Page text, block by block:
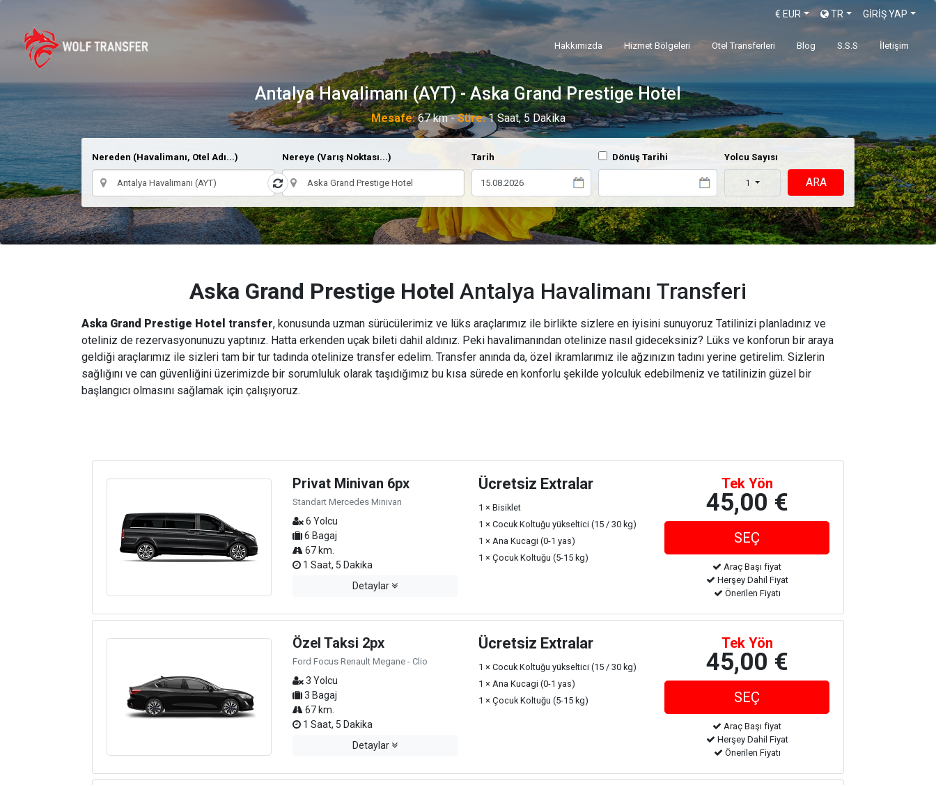
GİRİŞ YAP
TR
€ EUR
Hakkımızda Hizmet Bölgeleri Otel Transferleri Blog S.S.S İletişim
Antalya Havalimanı (AYT) - Aska Grand Prestige Hotel
Mesafe:67 km -Süre:1 Saat, 5 Dakika
Nereden (Havalimanı, Otel Adı...) Nereye (Varış Noktası...) Tarih Dönüş Tarihi Yolcu Sayısı
1 ARA
Aska Grand Prestige Hotel Antalya Havalimanı Transferi
Aska Grand Prestige Hotel transfer, konusunda uzman sürücülerimiz ve lüks araçlarımız ile birlikte sizlere en iyisini sunuyoruz Tatilinizi planladınız ve
oteliniz de rezervasyonunuzu yaptınız. Hatta erkenden uçak bileti dahil aldınız. Peki havalimanından otelinize nasıl gideceksiniz? Lüks ve konforun bir araya
geldiği araçlarımız ile sizleri tam bir tur tadında otelinize transfer edelim. Transfer anında da, özel ikramlarımız ile ağzınızın tadını yerine getirelim. Sizlerin
sağlığını ve can güvenliğini üzerimizde bir sorumluluk olarak taşıdığımız bu kısa sürede en konforlu şekilde yolculuk edebilmeniz ve tatilinizin güzel bir
başlangıcı olmasını sağlamak için çalışıyoruz.
Privat Minivan 6px
Standart Mercedes Minivan
6 Yolcu
6 Bagaj
67 km.
1 Saat, 5 Dakika
Detaylar
Ücretsiz Extralar
1 × Bisiklet
1 × Cocuk Koltuğu yükseltici (15 / 30 kg)
1 × Ana Kucagi (0-1 yas)
1 × Çocuk Koltuğu (5-15 kg)
Tek Yön
45,00 €
Araç Başı fiyat
Herşey Dahil Fiyat
Önerilen Fiyatı
Özel Taksi 2px
Ford Focus Renault Megane - Clio
3 Yolcu
3 Bagaj
67 km.
1 Saat, 5 Dakika
Detaylar
Ücretsiz Extralar
1 × Cocuk Koltuğu yükseltici (15 / 30 kg)
1 × Ana Kucagi (0-1 yas)
1 × Çocuk Koltuğu (5-15 kg)
Tek Yön
45,00 €
Araç Başı fiyat
Herşey Dahil Fiyat
Önerilen Fiyatı